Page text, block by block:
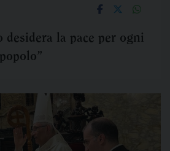
desidera la pace per ogni